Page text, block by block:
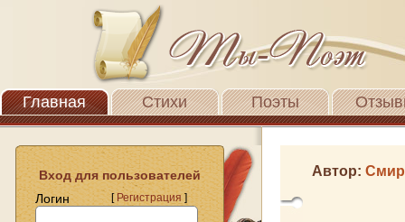
Главная Стихи Поэты
Вход для пользователей
Логин
[Регистрация]
Автор: